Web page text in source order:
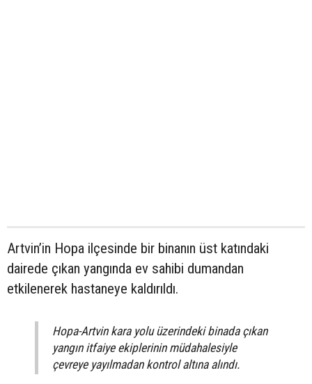
Artvin’in Hopa ilçesinde bir binanın üst katındaki
dairede çıkan yangında ev sahibi dumandan
etkilenerek hastaneye kaldırıldı.
Hopa-Artvin kara yolu üzerindeki binada çıkan
yangın itfaiye ekiplerinin müdahalesiyle
çevreye yayılmadan kontrol altına alındı.